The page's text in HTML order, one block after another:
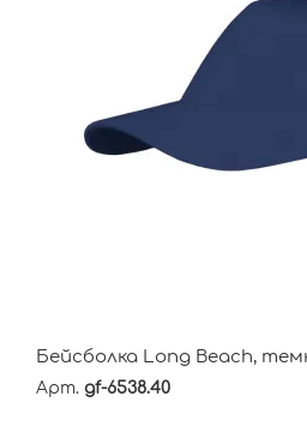
Бейсболка Long Beach,
Арт. gf-6538.40